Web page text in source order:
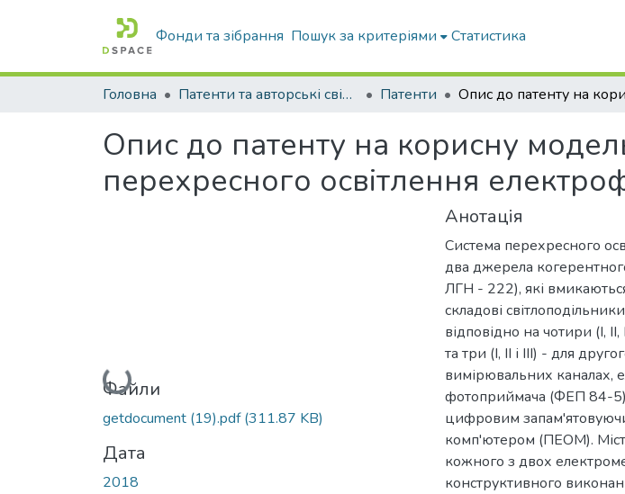
Фонди та зібрання Пошук за критеріями Статистика
Головна Патенти та авторські свідоцтва Патенти
Опис до патенту на корисну
перехресного освітлення
Вантажиться...
Файли
getdocument (19).pdf(311.87 KB)
Дата
2018
Анотація
Система перехресного
два джерела
ЛГН - 222), які
складові
відповідно на чотири (І,
та три (І, II і III) - для
вимірювальних каналах,
фотоприймача (ФЕП 84-
цифровим
комп'ютером (ПЕОМ).
кожного з двох
конструктивного